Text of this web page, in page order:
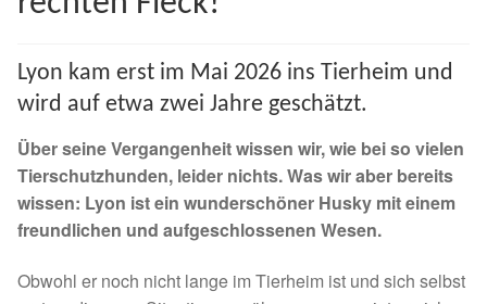
Juli bis Dezember 2023
Januar bis Juni 2023
Spenden 2022
Lyon kam erst im Mai 2026 ins Tierheim und
wird auf etwa zwei Jahre geschätzt.
Über seine Vergangenheit wissen wir, wie bei so vielen
Tierschutzhunden, leider nichts. Was wir aber bereits
wissen: Lyon ist ein wunderschöner Husky mit einem
freundlichen und aufgeschlossenen Wesen.
Obwohl er noch nicht lange im Tierheim ist und sich selbst